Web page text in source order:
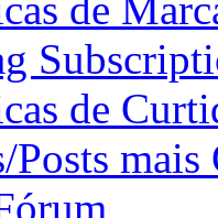
de
mais